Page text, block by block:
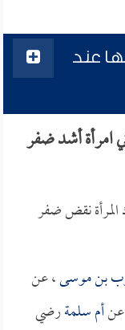
عند
امرأة أشد ضفر
المرأة نقض ضفر
بن موسى، عن
أم سلمةرضي